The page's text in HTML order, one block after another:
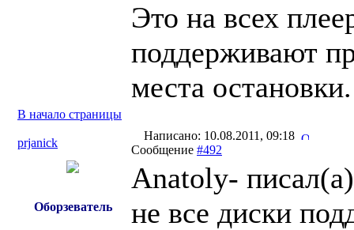
Это на всех
поддерживают
места остановки.
В начало страницы
prjanick
Написано: 10.08.2011, 09:18
Сообщение #492
Оборзеватель
Anatoly-
не все диски